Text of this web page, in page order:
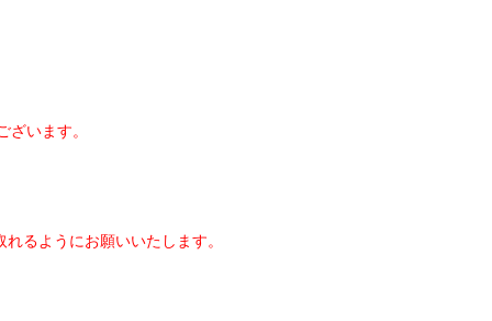
います。
るようにお願いいたします。